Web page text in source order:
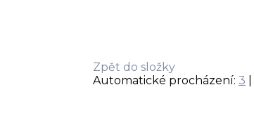
Zpět do složky
Automatické procházení: 3